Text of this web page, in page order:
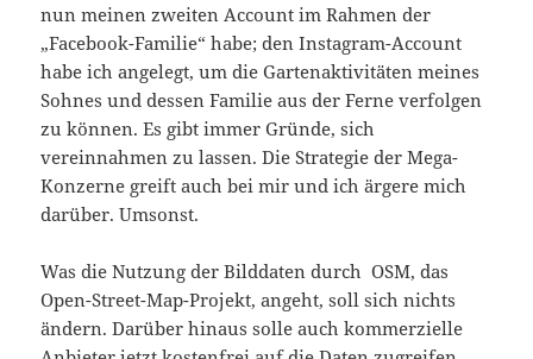
nun meinen zweiten Account im Rahmen der
„Facebook-Familie“ habe; den Instagram-Account
habe ich angelegt, um die Gartenaktivitäten meines
Sohnes und dessen Familie aus der Ferne verfolgen
zu können. Es gibt immer Gründe, sich
vereinnahmen zu lassen. Die Strategie der Mega-
Konzerne greift auch bei mir und ich ärgere mich
darüber. Umsonst.
Was die Nutzung der Bilddaten durch OSM, das
Open-Street-Map-Projekt, angeht, soll sich nichts
ändern. Darüber hinaus solle auch kommerzielle